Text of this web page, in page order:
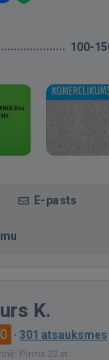
100-
E-pasts
K.
· 301 atsauksmes
Pirms 22 st.